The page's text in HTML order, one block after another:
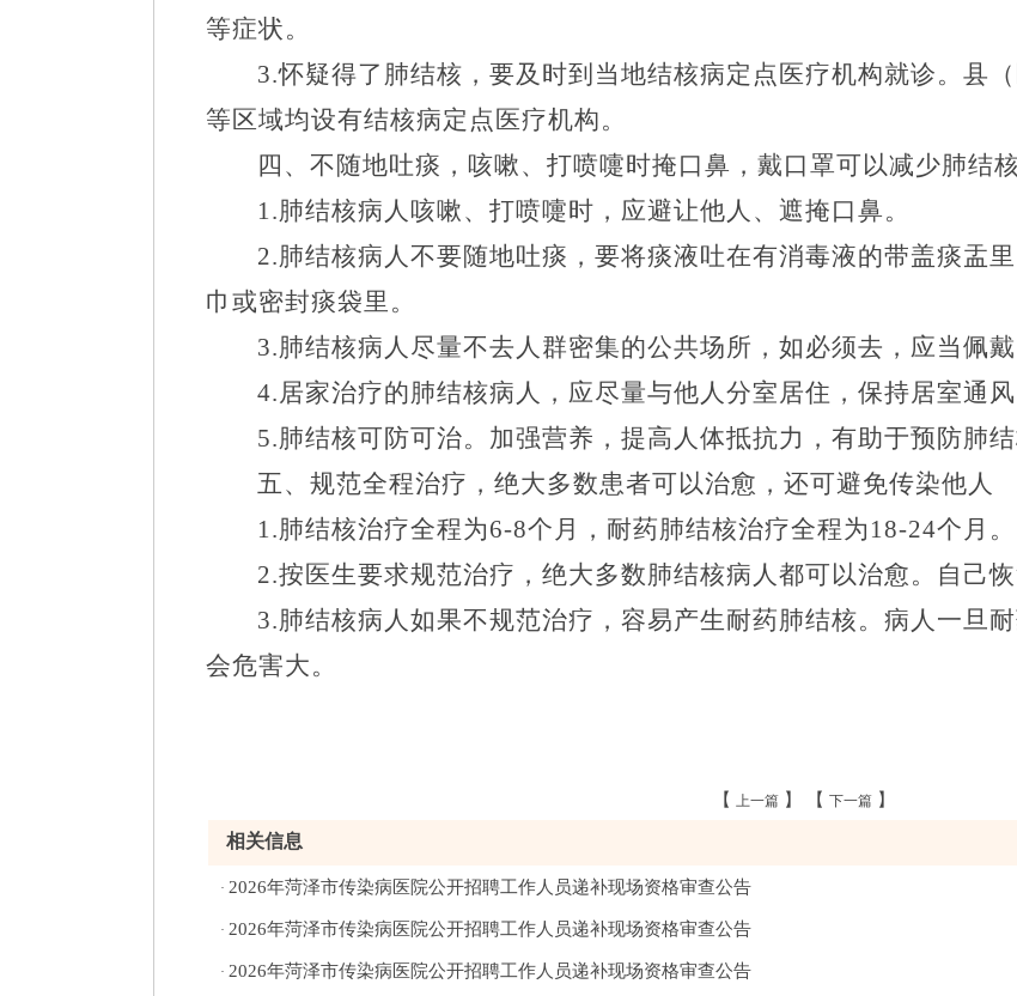
等症状。
3.怀疑得了肺结核，要及时到当地结核病定点医疗机构就诊。县
等区域均设有结核病定点医疗机构。
四、不随地吐痰，咳嗽、打喷嚏时掩口鼻，戴口罩可以减少肺结
1.肺结核病人咳嗽、打喷嚏时，应避让他人、遮掩口鼻。
2.肺结核病人不要随地吐痰，要将痰液吐在有消毒液的带盖痰盂
巾或密封痰袋里。
3.肺结核病人尽量不去人群密集的公共场所，如必须去，应当佩戴
4.居家治疗的肺结核病人，应尽量与他人分室居住，保持居室通
5.肺结核可防可治。加强营养，提高人体抵抗力，有助于预防肺结
五、规范全程治疗，绝大多数患者可以治愈，还可避免传染他人
1.肺结核治疗全程为6-8个月，耐药肺结核治疗全程为 18-24个月。
2.按医生要求规范治疗，绝大多数肺结核病人都可以治愈。自己恢
3.肺结核病人如果不规范治疗，容易产生耐药肺结核。病人一旦
会危害大。
【 上一篇 】 【 下一篇 】
相关信息
· 2026年菏泽市传染病医院公开招聘工作人员递补现场资格审查公告
· 2026年菏泽市传染病医院公开招聘工作人员递补现场资格审查公告
· 2026年菏泽市传染病医院公开招聘工作人员递补现场资格审查公告